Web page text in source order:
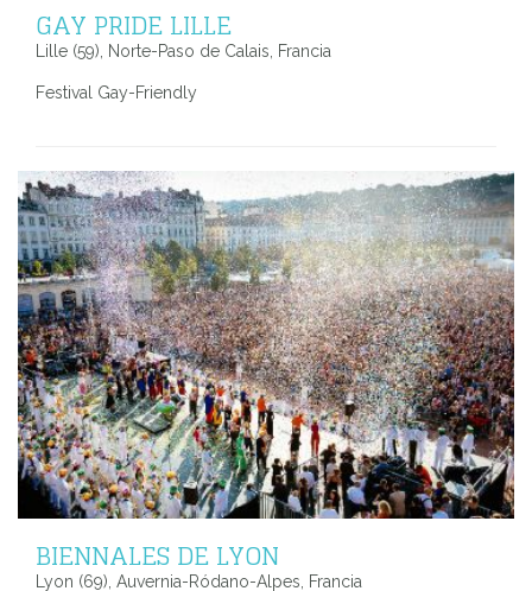
GAY PRIDE LILLE
Lille (59), Norte-Paso de Calais, Francia
Festival Gay-Friendly
BIENNALES DE LYON
Lyon (69), Auvernia-Ródano-Alpes, Francia